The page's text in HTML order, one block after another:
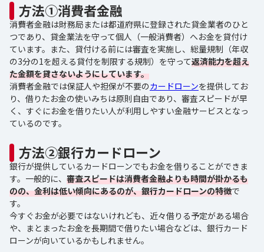
方法①消費者金融
消費者金融は財務局または都道府県に登録された貸金業者のひと
つであり、貸金業法を守って個人（一般消費者）へお金を貸付け
ています。また、貸付ける前には審査を実施し、総量規制（年収
の3分の1を超える貸付を制限する規制）を守って返済能力を超え
た金額を貸さないようにしています。
消費者金融では保証人や担保が不要のカードローンを提供してお
り、借りたお金の使いみちは原則自由であり、審査スピードが早
く、すぐにお金を借りたい人が利用しやすい金融サービスとなっ
ているのです。
方法②銀行カードローン
銀行が提供しているカードローンでもお金を借りることができま
す。一般的に、 審査スピードは消費者金融よりも時間が掛かるも
のの、金利は低い傾向にあるのが、銀行カードローンの特徴で
す。
今すぐお金が必要ではないけれども、近々借りる予定がある場合
や、まとまったお金を長期間で借りたい場合などは、銀行カード
ローンが向いているかもしれません。